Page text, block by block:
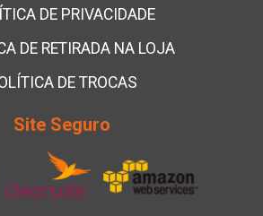
DE PRIVACIDADE
DE RETIRADA NA LOJA
DE TROCAS
Site Seguro